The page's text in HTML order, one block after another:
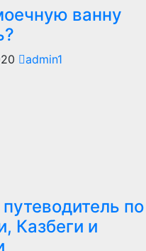
ванну
admin1
по
Казбеги и